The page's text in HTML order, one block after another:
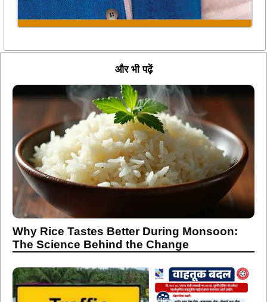
और भी पढ़ें
Why Rice Tastes Better During Monsoon:
The Science Behind the Change